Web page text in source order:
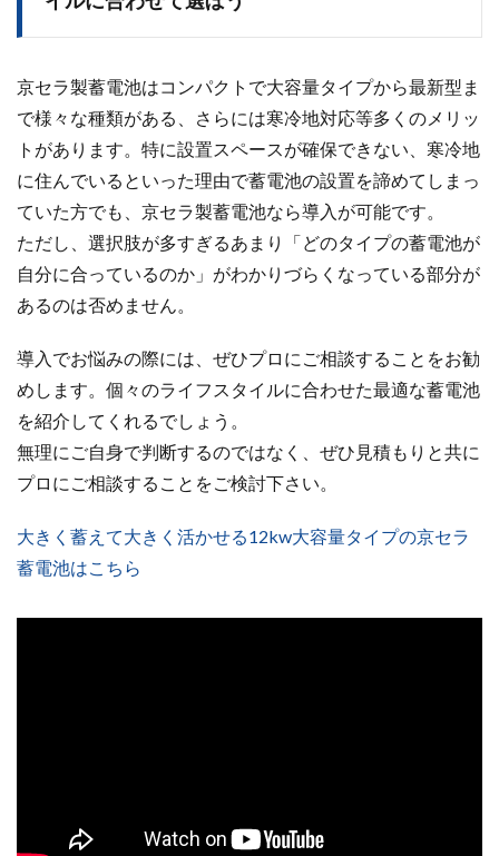
京セラ製蓄電池はコンパクトで大容量タイプから最新型ま
で様々な種類がある、さらには寒冷地対応等多くのメリッ
トがあります。 特に設置スペースが確保できない、寒冷地
に住んでいるといった理由で蓄電池の設置を諦めてしまっ
ていた方でも、京セラ製蓄電池なら導入が可能です。
ただし、選択肢が多すぎるあまり「どのタイプの蓄電池が
自分に合っているのか」がわかりづらくなっている部分が
あるのは否めません。
導入でお悩みの際には、ぜひプロにご相談することをお勧
めします。個々のライフスタイルに合わせた最適な蓄電池
を紹介してくれるでしょう。
無理にご自身で判断するのではなく、ぜひ見積もりと共に
プロにご相談することをご検討下さい。
大きく蓄えて大きく活かせる12kw大容量タイプの京セラ
蓄電池はこちら